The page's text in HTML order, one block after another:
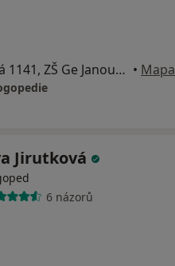
poliklinika Vajgarská 1141, ZŠ Ge Janouška 1006, Praha • Mapa
Jirutková
6 názorů